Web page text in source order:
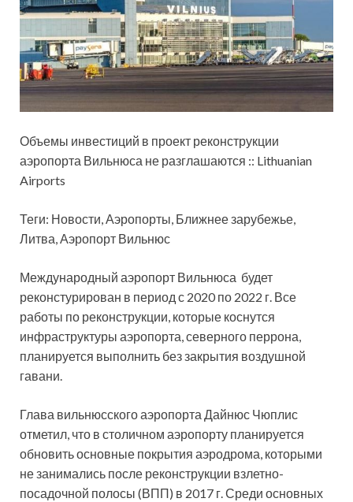
Объемы инвестиций в проект реконструкции
аэропорта Вильнюса не разглашаются :: Lithuanian
Airports
Теги: Новости, Аэропорты, Ближнее зарубежье,
Литва, Аэропорт Вильнюс
Международный аэропорт Вильнюса будет
реконстурирован в период с 2020 по 2022 г. Все
работы по реконструкции, которые коснутся
инфраструктуры аэропорта, северного перрона,
планируется выполнить без закрытия воздушной
гавани.
Глава вильнюсского аэропорта Дайнюс Чюплис
отметил, что в столичном аэропорту планируется
обновить основные покрытия аэродрома, которыми
не занимались после реконструкции взлетно-
посадочной полосы (ВПП) в 2017 г. Среди основных